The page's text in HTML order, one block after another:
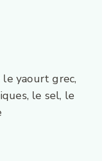
le yaourt grec,
le sel, le